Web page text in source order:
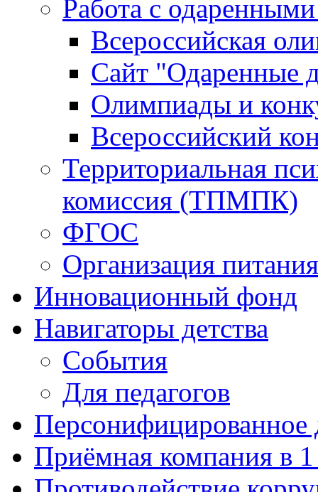
Работа с
Всероссийская
Сайт "Одаренные
Олимпиады и
Всероссийский
Территориальная
комиссия (ТПМПК)
ФГОС
Организация питания
Инновационный фонд
Навигаторы детства
События
Для педагогов
Персонифицированное
Приёмная компания в 1